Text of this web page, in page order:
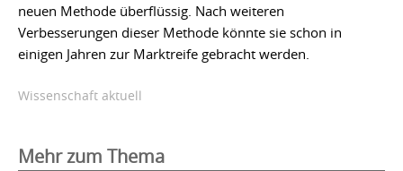
neuen Methode überflüssig. Nach weiteren
Verbesserungen dieser Methode könnte sie schon in
einigen Jahren zur Marktreife gebracht werden.
Wissenschaft aktuell
Mehr zum Thema